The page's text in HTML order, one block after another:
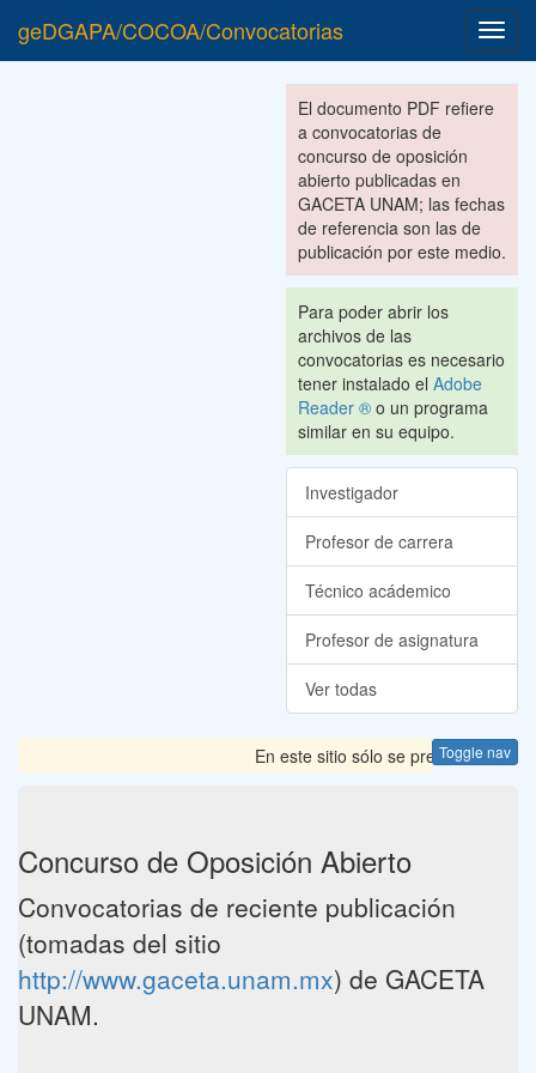
geDGAPA/COCOA/Convocatorias
El documento PDF refiere
a convocatorias de
concurso de oposición
abierto publicadas en
GACETA UNAM; las fechas
de referencia son las de
publicación por este medio.
Para poder abrir los
archivos de las
convocatorias es necesario
tener instalado el Adobe
Reader ® o un programa
similar en su equipo.
Investigador
Profesor de carrera
Técnico acádemico
Profesor de asignatura
Ver todas
Toggle nav
En este sitio sólo se presentan las
Concurso de Oposición Abierto
Convocatorias de reciente publicación
(tomadas del sitio
http://www.gaceta.unam.mx) de GACETA
UNAM.